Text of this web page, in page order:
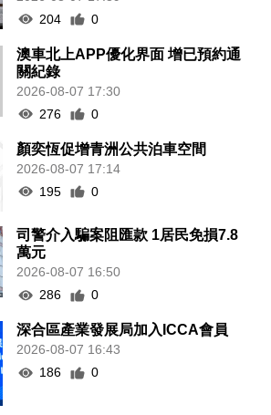
204
0
澳車北上APP優化界面 增已預約通
關紀錄
2026-08-07 17:30
276
0
顏奕恆促增青洲公共泊車空間
2026-08-07 17:14
195
0
司警介入騙案阻匯款 1居民免損7.8
萬元
2026-08-07 16:50
286
0
深合區產業發展局加入ICCA會員
2026-08-07 16:43
186
0